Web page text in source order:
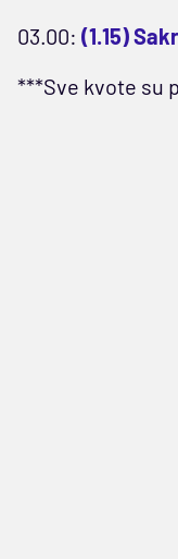
03.00: (1.15)
***Sve kvote su